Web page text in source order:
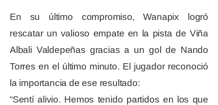
En su último compromiso, Wanapix logró
rescatar un valioso empate en la pista de Viña
Albali Valdepeñas gracias a un gol de Nando
Torres en el último minuto. El jugador reconoció
la importancia de ese resultado:
“Sentí alivio. Hemos tenido partidos en los que